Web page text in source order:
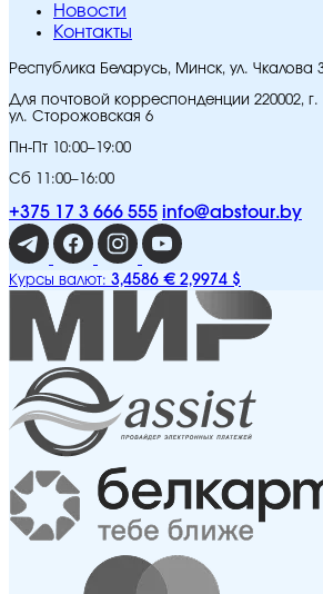
Новости
Контакты
Республика Беларусь, Минск, ул. Чкалова
Для почтовой корреспонденции 220002,
ул. Сторожовская 6
Пн-Пт 10:00–19:00
Сб 11:00–16:00
+375 17 3 666 555 info@abstour.by
Курсы валют: 3,4586 € 2,9974 $